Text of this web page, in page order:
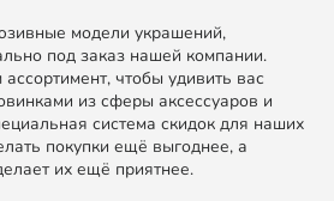
модели украшений,
под заказ нашей компании.
чтобы удивить вас
из сферы аксессуаров и
система скидок для наших
покупки ещё выгоднее, а
их ещё приятнее.